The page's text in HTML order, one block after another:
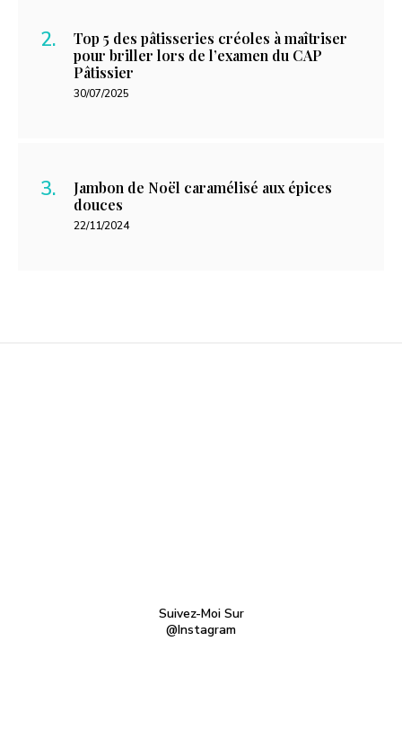
Top 5 des pâtisseries créoles à maîtriser
pour briller lors de l’examen du CAP
Pâtissier
30/07/2025
Jambon de Noël caramélisé aux épices
douces
22/11/2024
Suivez-Moi Sur
@Instagram